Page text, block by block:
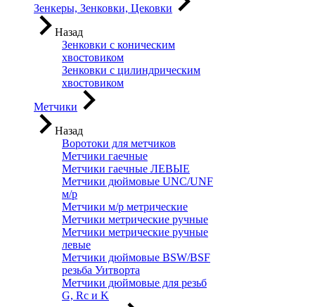
Зенкеры, Зенковки, Цековки
Назад
Зенковки с коническим
хвостовиком
Зенковки с цилиндрическим
хвостовиком
Метчики
Назад
Воротоки для метчиков
Метчики гаечные
Метчики гаечные ЛЕВЫЕ
Метчики дюймовые UNC/UNF
м/р
Метчики м/р метрические
Метчики метрические ручные
Метчики метрические ручные
левые
Метчики дюймовые BSW/BSF
резьба Уитворта
Метчики дюймовые для резьб
G, Rc и K